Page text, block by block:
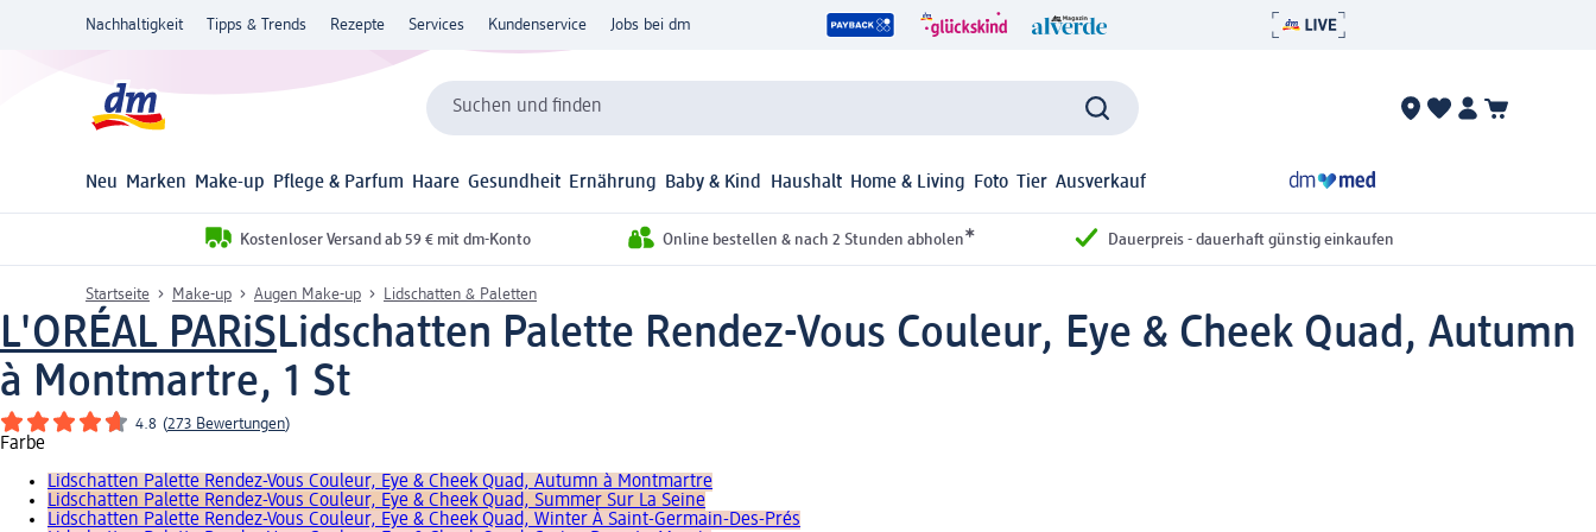
Nachhaltigkeit Tipps & Trends Rezepte Services Kundenservice Jobs bei dm
Suchen und finden
Neu Marken Make-up Pflege & Parfum Haare Gesundheit Ernährung Baby & Kind Haushalt Home & Living Foto Tier Ausverkauf
Kostenloser Versand ab 59 € mit dm-Konto Online bestellen & nach 2 Stunden abholen* Dauerpreis - dauerhaft günstig einkaufen
Startseite Make-up Augen Make-up Lidschatten & Paletten
L'ORÉAL PARiSLidschatten Palette Rendez-Vous Couleur, Eye & Cheek Quad, Autumn
à Montmartre, 1 St
4.8 (273 Bewertungen)
Farbe
Lidschatten Palette Rendez-Vous Couleur, Eye & Cheek Quad, Autumn à Montmartre
Lidschatten Palette Rendez-Vous Couleur, Eye & Cheek Quad, Summer Sur La Seine
Lidschatten Palette Rendez-Vous Couleur, Eye & Cheek Quad, Winter À Saint-Germain-Des-Prés